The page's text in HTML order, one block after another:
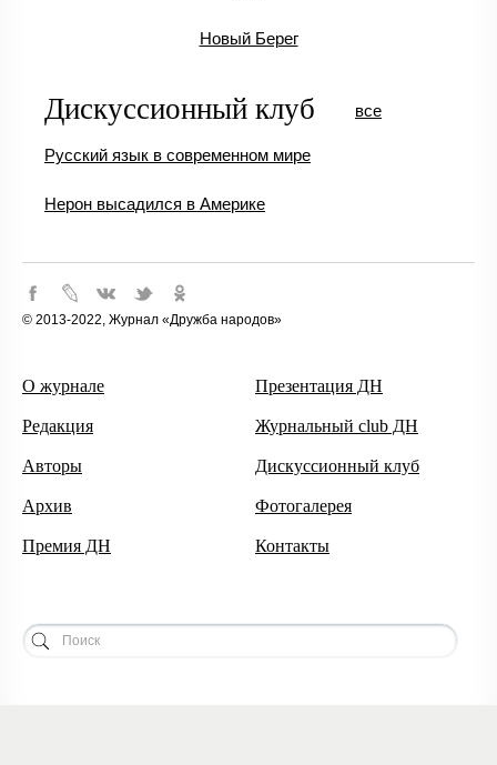
Новый Берег
Дискуссионный клуб
Русский язык в современном мире
Нерон высадился в Америке
все
© 2013-2022, Журнал «Дружба народов»
О журнале
Редакция
Авторы
Архив
Премия ДН
Презентация ДН
Журнальный club ДН
Дискуссионный клуб
Фотогалерея
Контакты